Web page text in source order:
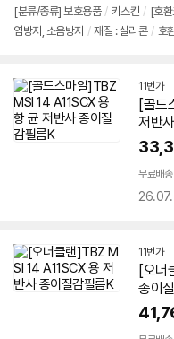
[분류/종류] 보호용품 / 키스킨 / [호
염방지, 소음방지 / 재질 : 실리콘 / 호
11번가
[골드
저반
무료배송
26.07.
11번가
[오너
종이